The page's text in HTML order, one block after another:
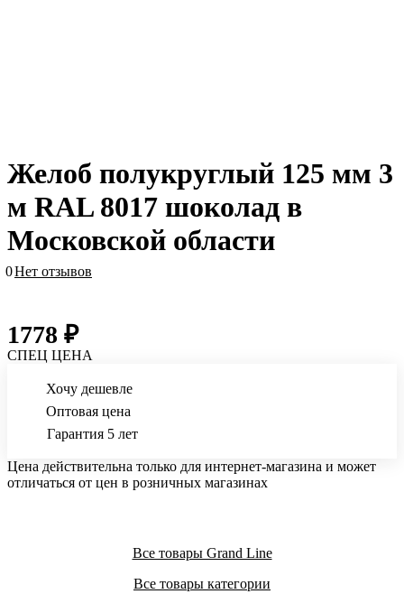
Желоб полукруглый 125 мм 3
м RAL 8017 шоколад в
Московской области
0Нет отзывов
1778 ₽
СПЕЦ ЦЕНА
Хочу дешевле
Оптовая цена
Гарантия 5 лет
Цена действительна только для интернет-магазина и может
отличаться от цен в розничных магазинах
Все товары Grand Line
Все товары категории